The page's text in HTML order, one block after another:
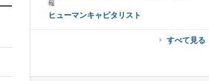
報
ヒューマンキャピタリスト
すべて見る